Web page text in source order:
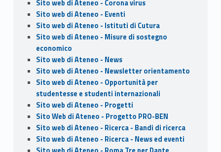
Sito web di Ateneo - Corona virus
Sito web di Ateneo - Eventi
Sito web di Ateneo - Istituti di Cutura
Sito web di Ateneo - Misure di sostegno
economico
Sito web di Ateneo - News
Sito web di Ateneo - Newsletter orientamento
Sito web di Ateneo - Opportunità per
studentesse e studenti internazionali
Sito web di Ateneo - Progetti
Sito Web di Ateneo - Progetto PRO-BEN
Sito web di Ateneo - Ricerca - Bandi di ricerca
Sito web di Ateneo - Ricerca - News ed eventi